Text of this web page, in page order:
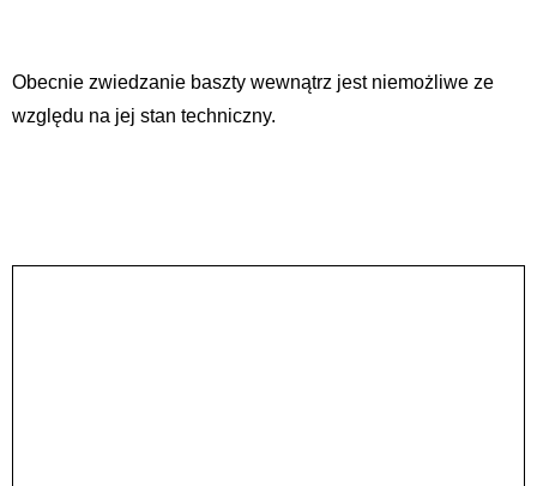
Obecnie zwiedzanie baszty wewnątrz jest niemożliwe ze
względu na jej stan techniczny.